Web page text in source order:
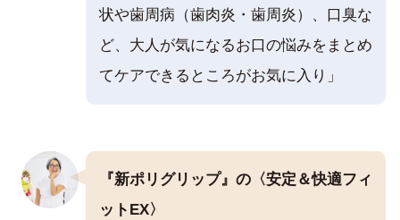
状や歯周病（歯肉炎・歯周炎）、口臭な
ど、大人が気になるお口の悩みをまとめ
てケアできるところがお気に入り」
『新ポリグリップ』の〈安定＆快適フィ
ットEX〉